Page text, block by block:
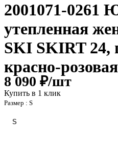
2001071-0261
утепленная
SKI SKIRT
красно-
8 090 ₽/шт
Купить в 1 клик
Размер : S
S